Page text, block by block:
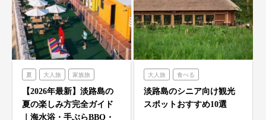
夏 大人旅 家族旅
食べる 体験する 禅坊靖寧
ハローキティスマイル
【2026年最新】淡路島の
夏の楽しみ方完全ガイド
｜海水浴・手ぶらBBQ・
大人旅 食べる
フレンチの森 古酒の舎
禅坊靖寧 のじまスコーラ
淡路島のシニア向け観光
スポットおすすめ10選